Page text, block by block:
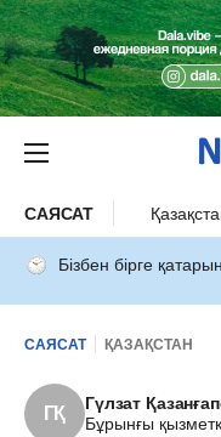
САЯСАТ
Бізбен бірге
САЯСАТ ҚАЗАҚСТАН
ГҚ
Гүлзат
Бұрынғы